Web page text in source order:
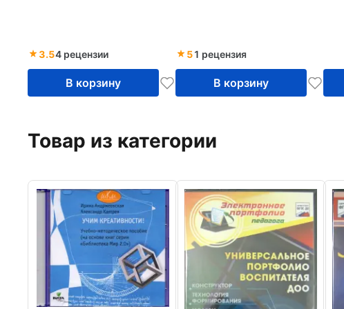
3.54 рецензии
В корзину
51 рецензия
В корзину
Товар из категории